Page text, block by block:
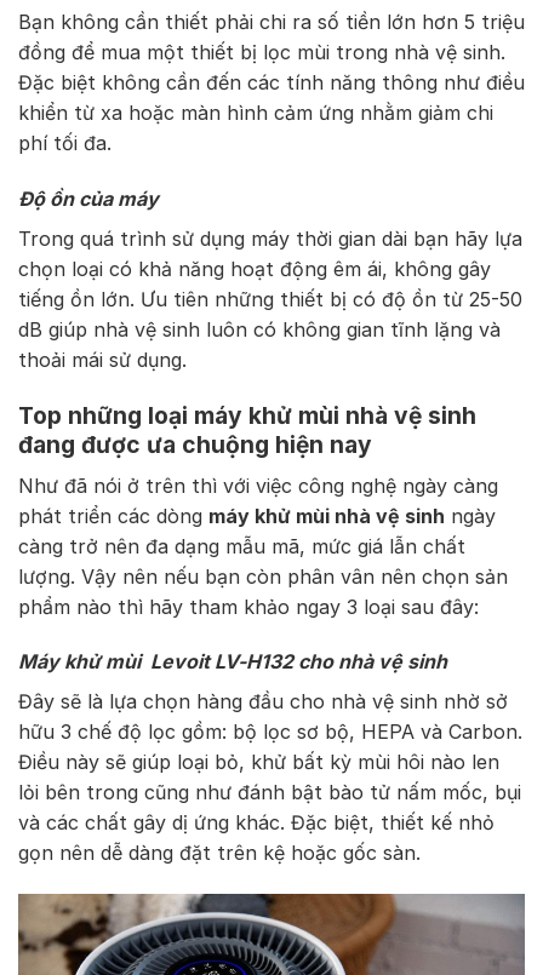
Bạn không cần thiết phải chi ra số tiền lớn hơn 5 triệu
đồng để mua một thiết bị lọc mùi trong nhà vệ sinh.
Đặc biệt không cần đến các tính năng thông như điều
khiển từ xa hoặc màn hình cảm ứng nhằm giảm chi
phí tối đa.
Độ ồn của máy
Trong quá trình sử dụng máy thời gian dài bạn hãy lựa
chọn loại có khả năng hoạt động êm ái, không gây
tiếng ồn lớn. Ưu tiên những thiết bị có độ ồn từ 25-50
dB giúp nhà vệ sinh luôn có không gian tĩnh lặng và
thoải mái sử dụng.
Top những loại máy khử mùi nhà vệ sinh
đang được ưa chuộng hiện nay
Như đã nói ở trên thì với việc công nghệ ngày càng
phát triển các dòng máy khử mùi nhà vệ sinh ngày
càng trở nên đa dạng mẫu mã, mức giá lẫn chất
lượng. Vậy nên nếu bạn còn phân vân nên chọn sản
phẩm nào thì hãy tham khảo ngay 3 loại sau đây:
Máy khử mùi Levoit LV-H132 cho nhà vệ sinh
Đây sẽ là lựa chọn hàng đầu cho nhà vệ sinh nhờ sở
hữu 3 chế độ lọc gồm: bộ lọc sơ bộ, HEPA và Carbon.
Điều này sẽ giúp loại bỏ, khử bất kỳ mùi hôi nào len
lỏi bên trong cũng như đánh bật bào tử nấm mốc, bụi
và các chất gây dị ứng khác. Đặc biệt, thiết kế nhỏ
gọn nên dễ dàng đặt trên kệ hoặc gốc sàn.